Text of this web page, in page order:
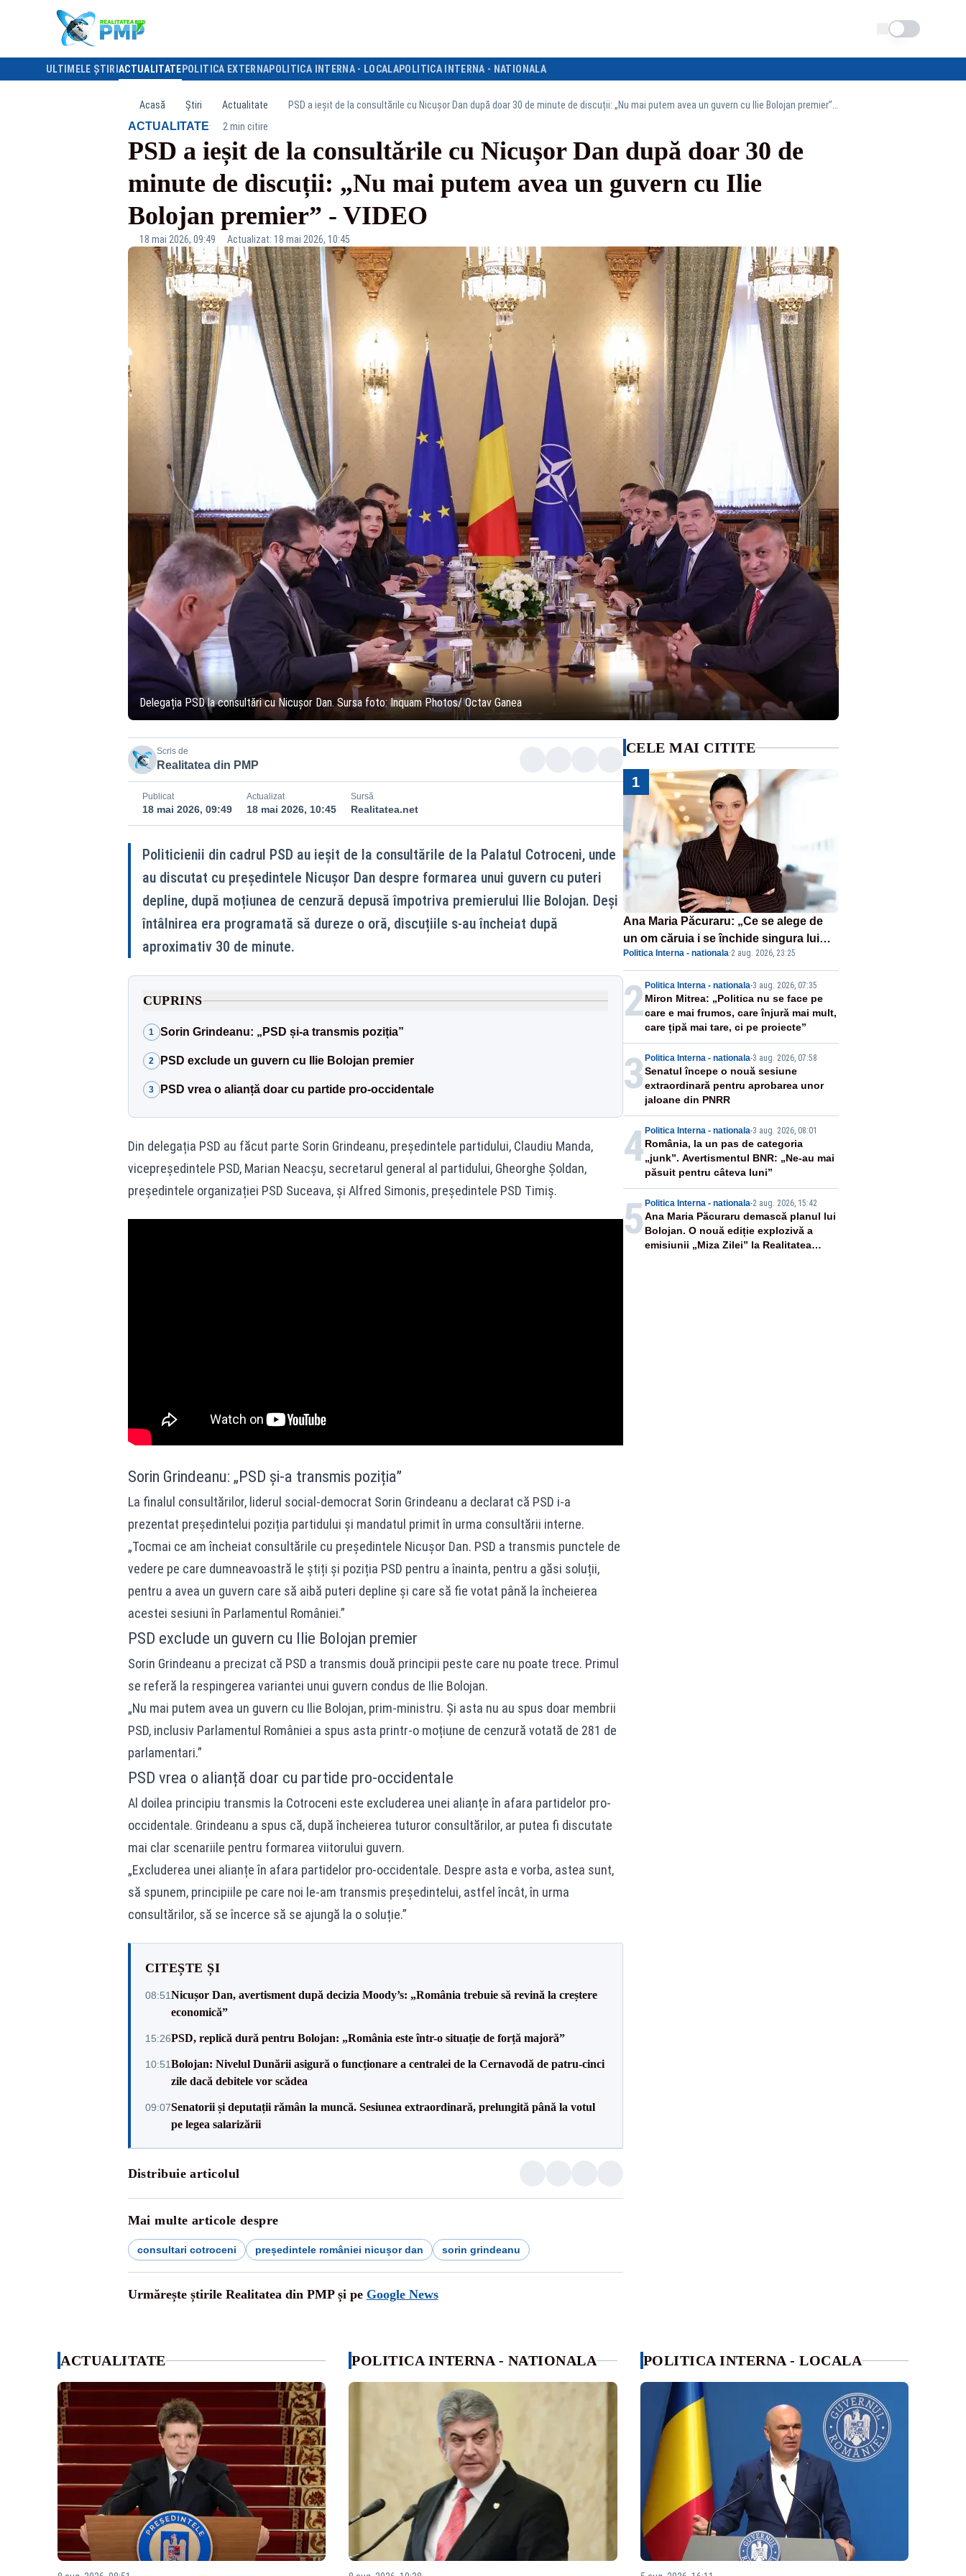
Schimba tema
ULTIMELE ȘTIRI ACTUALITATE POLITICA EXTERNAPOLITICA INTERNA - LOCALAPOLITICA INTERNA - NATIONALA
Acasă Știri Actualitate
ACTUALITATE· 2 min citire
PSD a ieșit de la consultările cu Nicușor Dan după doar 30 de
minute de discuții: „Nu mai putem avea un guvern cu Ilie
Bolojan premier” - VIDEO
18 mai 2026, 09:49 Actualizat: 18 mai 2026, 10:45
Delegația PSD la consultări cu Nicușor Dan. Sursa foto: Inquam Photos/ Octav Ganea
Scris de
Realitatea din PMP
Publicat
18 mai 2026, 09:49
Actualizat
18 mai 2026, 10:45
Sursă
Realitatea.net
Politicienii din cadrul PSD au ieșit de la consultările de la Palatul Cotroceni, unde
au discutat cu președintele Nicușor Dan despre formarea unui guvern cu puteri
depline, după moțiunea de cenzură depusă împotriva premierului Ilie Bolojan. Deși
întâlnirea era programată să dureze o oră, discuțiile s-au încheiat după
aproximativ 30 de minute.
CUPRINS
1 Sorin Grindeanu: „PSD și-a transmis poziția”
2 PSD exclude un guvern cu Ilie Bolojan premier
3 PSD vrea o alianță doar cu partide pro-occidentale
Din delegația PSD au făcut parte Sorin Grindeanu, președintele partidului, Claudiu Manda,
vicepreședintele PSD, Marian Neacșu, secretarul general al partidului, Gheorghe Șoldan,
președintele organizației PSD Suceava, și Alfred Simonis, președintele PSD Timiș.
Sorin Grindeanu: „PSD și-a transmis poziția”
La finalul consultărilor, liderul social-democrat Sorin Grindeanu a declarat că PSD i-a
prezentat președintelui poziția partidului și mandatul primit în urma consultării interne.
„Tocmai ce am încheiat consultările cu președintele Nicușor Dan. PSD a transmis punctele de
vedere pe care dumneavoastră le știți și poziția PSD pentru a înainta, pentru a găsi soluții,
pentru a avea un guvern care să aibă puteri depline și care să fie votat până la încheierea
acestei sesiuni în Parlamentul României.”
PSD exclude un guvern cu Ilie Bolojan premier
Sorin Grindeanu a precizat că PSD a transmis două principii peste care nu poate trece. Primul
se referă la respingerea variantei unui guvern condus de Ilie Bolojan.
„Nu mai putem avea un guvern cu Ilie Bolojan, prim-ministru. Și asta nu au spus doar membrii
PSD, inclusiv Parlamentul României a spus asta printr-o moțiune de cenzură votată de 281 de
parlamentari.”
PSD vrea o alianță doar cu partide pro-occidentale
Al doilea principiu transmis la Cotroceni este excluderea unei alianțe în afara partidelor pro-
occidentale. Grindeanu a spus că, după încheierea tuturor consultărilor, ar putea fi discutate
mai clar scenariile pentru formarea viitorului guvern.
„Excluderea unei alianțe în afara partidelor pro-occidentale. Despre asta e vorba, astea sunt,
să spunem, principiile pe care noi le-am transmis președintelui, astfel încât, în urma
consultărilor, să se încerce să se ajungă la o soluție.”
CITEȘTE ȘI
08:51Nicușor Dan, avertisment după decizia Moody’s: „România trebuie să revină la creștere
economică”
15:26PSD, replică dură pentru Bolojan: „România este într-o situație de forță majoră”
10:51Bolojan: Nivelul Dunării asigură o funcționare a centralei de la Cernavodă de patru-cinci
zile dacă debitele vor scădea
09:07Senatorii și deputații rămân la muncă. Sesiunea extraordinară, prelungită până la votul
pe legea salarizării
Distribuie articolul
Mai multe articole despre
consultari cotroceni președintele româniei nicușor dan sorin grindeanu
Urmărește știrile Realitatea din PMP și pe Google News
CELE MAI CITITE
1
Ana Maria Păcuraru: „Ce se alege de
un om căruia i se închide singura lui
portiță?”
Politica Interna - nationala·2 aug. 2026, 23:25
2 Politica Interna - nationala-3 aug. 2026, 07:35
Miron Mitrea: „Politica nu se face pe
care e mai frumos, care înjură mai mult,
care țipă mai tare, ci pe proiecte”
3 Politica Interna - nationala-3 aug. 2026, 07:58
Senatul începe o nouă sesiune
extraordinară pentru aprobarea unor
jaloane din PNRR
4 Politica Interna - nationala-3 aug. 2026, 08:01
România, la un pas de categoria
„junk”. Avertismentul BNR: „Ne-au mai
păsuit pentru câteva luni”
5 Politica Interna - nationala-2 aug. 2026, 15:42
Ana Maria Păcuraru demască planul lui
Bolojan. O nouă ediție explozivă a
emisiunii „Miza Zilei” la Realitatea
ACTUALITATE POLITICA INTERNA - NATIONALA POLITICA INTERNA - LOCALA